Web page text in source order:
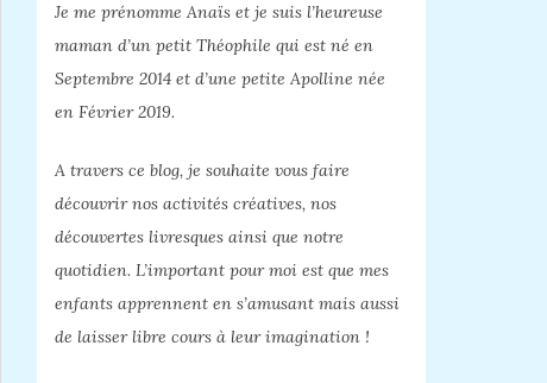
Je me prénomme Anaïs et je suis l’heureuse
maman d’un petit Théophile qui est né en
Septembre 2014 et d’une petite Apolline née
en Février 2019.
A travers ce blog, je souhaite vous faire
découvrir nos activités créatives, nos
découvertes livresques ainsi que notre
quotidien. L’important pour moi est que mes
enfants apprennent en s’amusant mais aussi
de laisser libre cours à leur imagination !